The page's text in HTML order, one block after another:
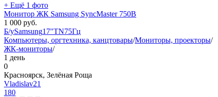
+ Ещё 1 фото
Монитор ЖК Samsung SyncMaster 750B
1 000 руб.
Б/уSamsung17"TN75Гц
Компьютеры, оргтехника, канцтовары/Мониторы, проекторы/
ЖК-мониторы/
1 день
0
Красноярск, Зелёная Роща
Vladislav21
180